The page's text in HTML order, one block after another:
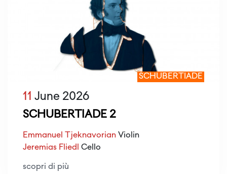
SCHUBERTIADE
11 June 2026
SCHUBERTIADE 2
Emmanuel Tjeknavorian Violin
Jeremias Fliedl
Cello
scopri di più